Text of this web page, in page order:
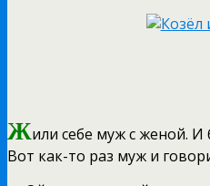
Жили себе муж с женой. И
Вот как-то раз муж и